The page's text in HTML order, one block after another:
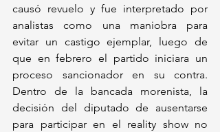
causó revuelo y fue interpretado por
analistas como una maniobra para
evitar un castigo ejemplar, luego de
que en febrero el partido iniciara un
proceso sancionador en su contra.
Dentro de la bancada morenista, la
decisión del diputado de ausentarse
para participar en el reality show no